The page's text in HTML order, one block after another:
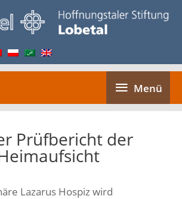
Menü
Menü
Prüfbericht der
Lazarus Hospiz wird